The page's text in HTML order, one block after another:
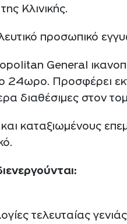
Κλινικής.
προσωπικό
General
Προσφέρει
διαθέσιμες στον
καταξιωμένους
τελευταίας γενιάς